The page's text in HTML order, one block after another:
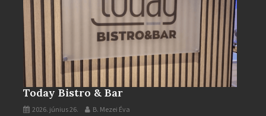
Today Bistro & Bar
2026. június 26. B. Mezei Éva